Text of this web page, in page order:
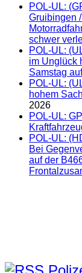
POL-UL:
Gruibingen
schwer
POL-UL:
im Unglück
Samstag
POL-UL:
hohem
2026
POL-UL:
POL-UL:
Bei
auf der